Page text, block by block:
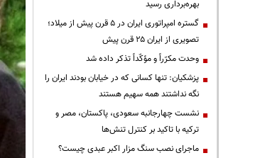
بهره‌برداری رسید
گستره امپراتوری ایران در ۵ قرن پیش از میلاد؛
تصویری از ایران ۲۵ قرن پیش
وحدت مکرّراً و مؤکّداً تذکر داده شد
پزشکیان: تنها کسانی که در خیابان بودند ایران را
نگه نداشتند همه سهیم هستند
نشست چهارجانبه سعودی، پاکستان، مصر و
ترکیه با تاکید بر کنترل تنش‌ها
ماجرای نصب سنگ مزار اکبر عبدی چیست؟